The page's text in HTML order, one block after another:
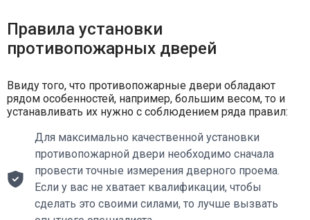
Правила установки
противопожарных дверей
Ввиду того, что противопожарные двери обладают
рядом особенностей, например, большим весом, то и
устанавливать их нужно с соблюдением ряда правил:
Для максимально качественной установки
противопожарной двери необходимо сначала
провести точные измерения дверного проема.
Если у вас не хватает квалификации, чтобы
сделать это своими силами, то лучше вызвать